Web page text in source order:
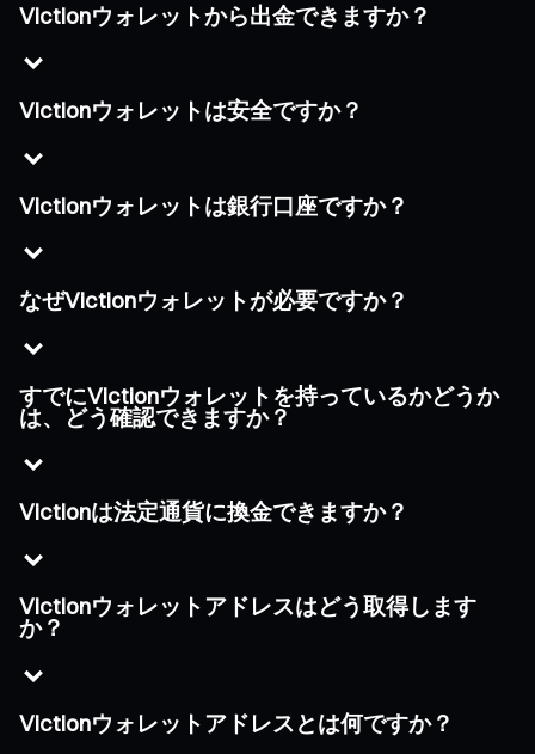
Victionウォレットから出金できますか？
Victionウォレットは安全ですか？
Victionウォレットは銀行口座ですか？
なぜVictionウォレットが必要ですか？
すでにVictionウォレットを持っているかどうか
は、どう確認できますか？
Victionは法定通貨に換金できますか？
Victionウォレットアドレスはどう取得します
か？
Victionウォレットアドレスとは何ですか？